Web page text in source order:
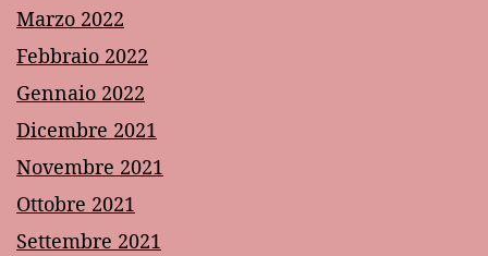
Marzo 2022
Febbraio 2022
Gennaio 2022
Dicembre 2021
Novembre 2021
Ottobre 2021
Settembre 2021